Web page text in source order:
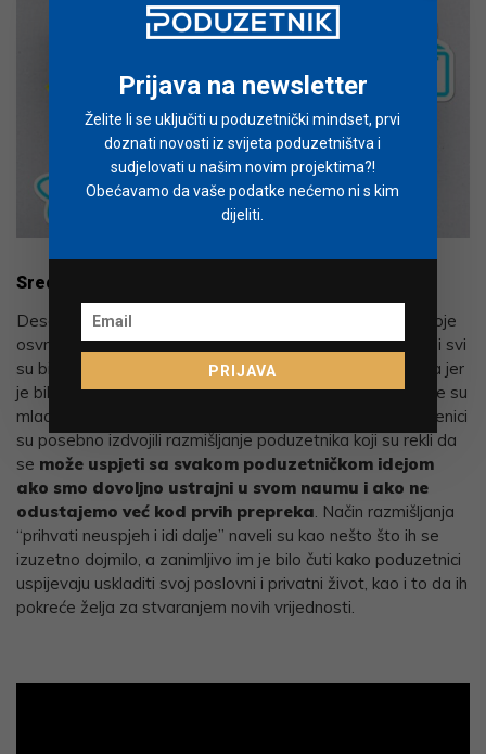
Srednja škola Prelog
Desetak učenika Srednje škole Prelog poslalo nam je svoje
osvrte na konferenciju “Poduzetnički mindset za mlade” i svi
su bili jednoglasni oko toga da im se konferencija svidjela jer
je bila jako poučna. Posebno su im se svidjele poruke koje su
mladima poslali uspješni poduzetnici. Između ostalog, učenici
su posebno izdvojili razmišljanje poduzetnika koji su rekli da
se može uspjeti sa svakom poduzetničkom idejom
ako smo dovoljno ustrajni u svom naumu i ako ne
odustajemo već kod prvih prepreka. Način razmišljanja
“prihvati neuspjeh i idi dalje” naveli su kao nešto što ih se
izuzetno dojmilo, a zanimljivo im je bilo čuti kako poduzetnici
uspijevaju uskladiti svoj poslovni i privatni život, kao i to da ih
pokreće želja za stvaranjem novih vrijednosti.
Prijava na newsletter
Želite li se uključiti u poduzetnički mindset, prvi
doznati novosti iz svijeta poduzetništva i
sudjelovati u našim novim projektima?!
Obećavamo da vaše podatke nećemo ni s kim
dijeliti.
PRIJAVA